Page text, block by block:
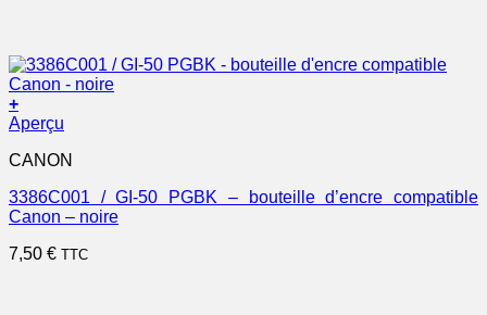
+
Aperçu
CANON
3386C001 / GI-50 PGBK – bouteille d’encre compatible
Canon – noire
7,50 € TTC